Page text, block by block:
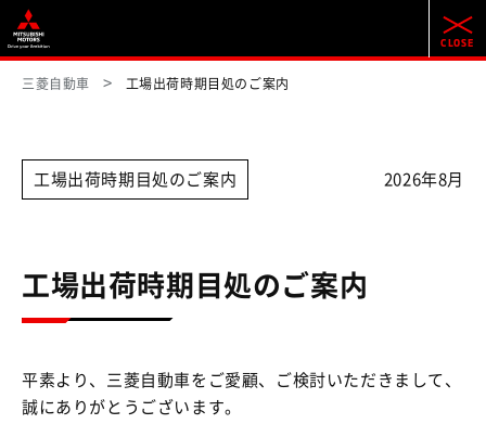
三菱自動車 工場出荷時期目処のご案内
工場出荷時期目処のご案内 2026年8月
工場出荷時期目処のご案内
平素より、三菱自動車をご愛顧、ご検討いただきまして、
誠にありがとうございます。